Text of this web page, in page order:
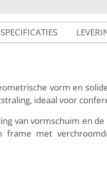
vorm en
ideaal voor
van vormschuim en
frame met